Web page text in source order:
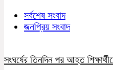
সর্বশেষ সংবাদ
জনপ্রিয় সংবাদ
সংঘর্ষের তিনদিন পর আহত